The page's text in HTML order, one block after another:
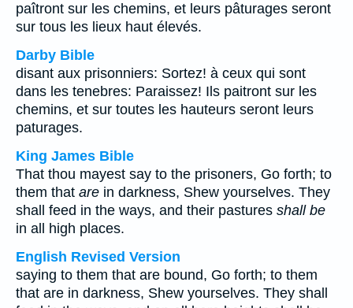
paîtront sur les chemins, et leurs pâturages seront
sur tous les lieux haut élevés.
Darby Bible
disant aux prisonniers: Sortez! à ceux qui sont
dans les tenebres: Paraissez! Ils paitront sur les
chemins, et sur toutes les hauteurs seront leurs
paturages.
King James Bible
That thou mayest say to the prisoners, Go forth; to
them that are in darkness, Shew yourselves. They
shall feed in the ways, and their pastures shall be
in all high places.
English Revised Version
saying to them that are bound, Go forth; to them
that are in darkness, Shew yourselves. They shall